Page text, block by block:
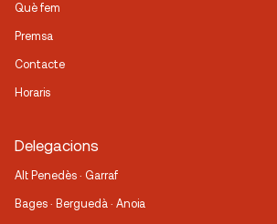
Què fem
Premsa
Contacte
Horaris
Delegacions
Alt Penedès · Garraf
Bages · Berguedà · Anoia